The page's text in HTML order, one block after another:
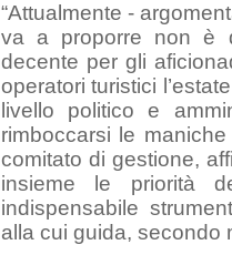
“Attualmente -
va a proporre non è
decente per gli
operatori turistici
livello politico e
rimboccarsi le
comitato di gestione,
insieme le priorità
indispensabile
alla cui guida, secondo